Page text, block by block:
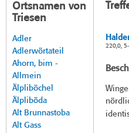
Ortsnamen von
Triesen
Adler
Adlerwörtateil
Ahorn, bim -
Allmein
Älpliböchel
Älpliböda
Alt Brunnastoba
Alt Gass
220,0,